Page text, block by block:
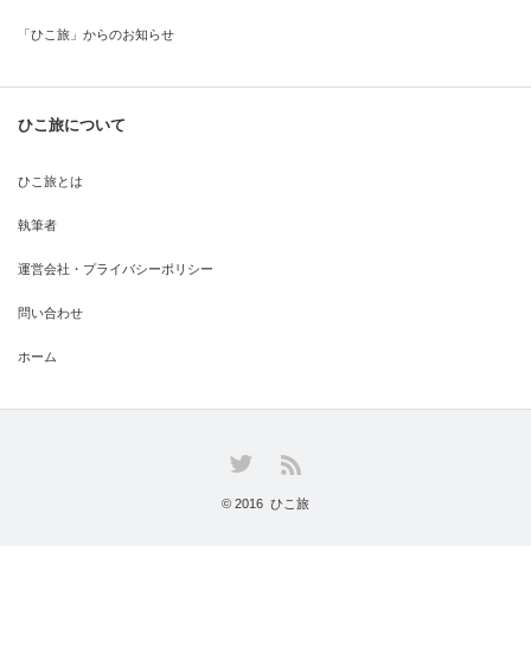
「ひこ旅」からのお知らせ
ひこ旅について
ひこ旅とは
執筆者
運営会社・プライバシーポリシー
問い合わせ
ホーム
© 2016 ひこ旅